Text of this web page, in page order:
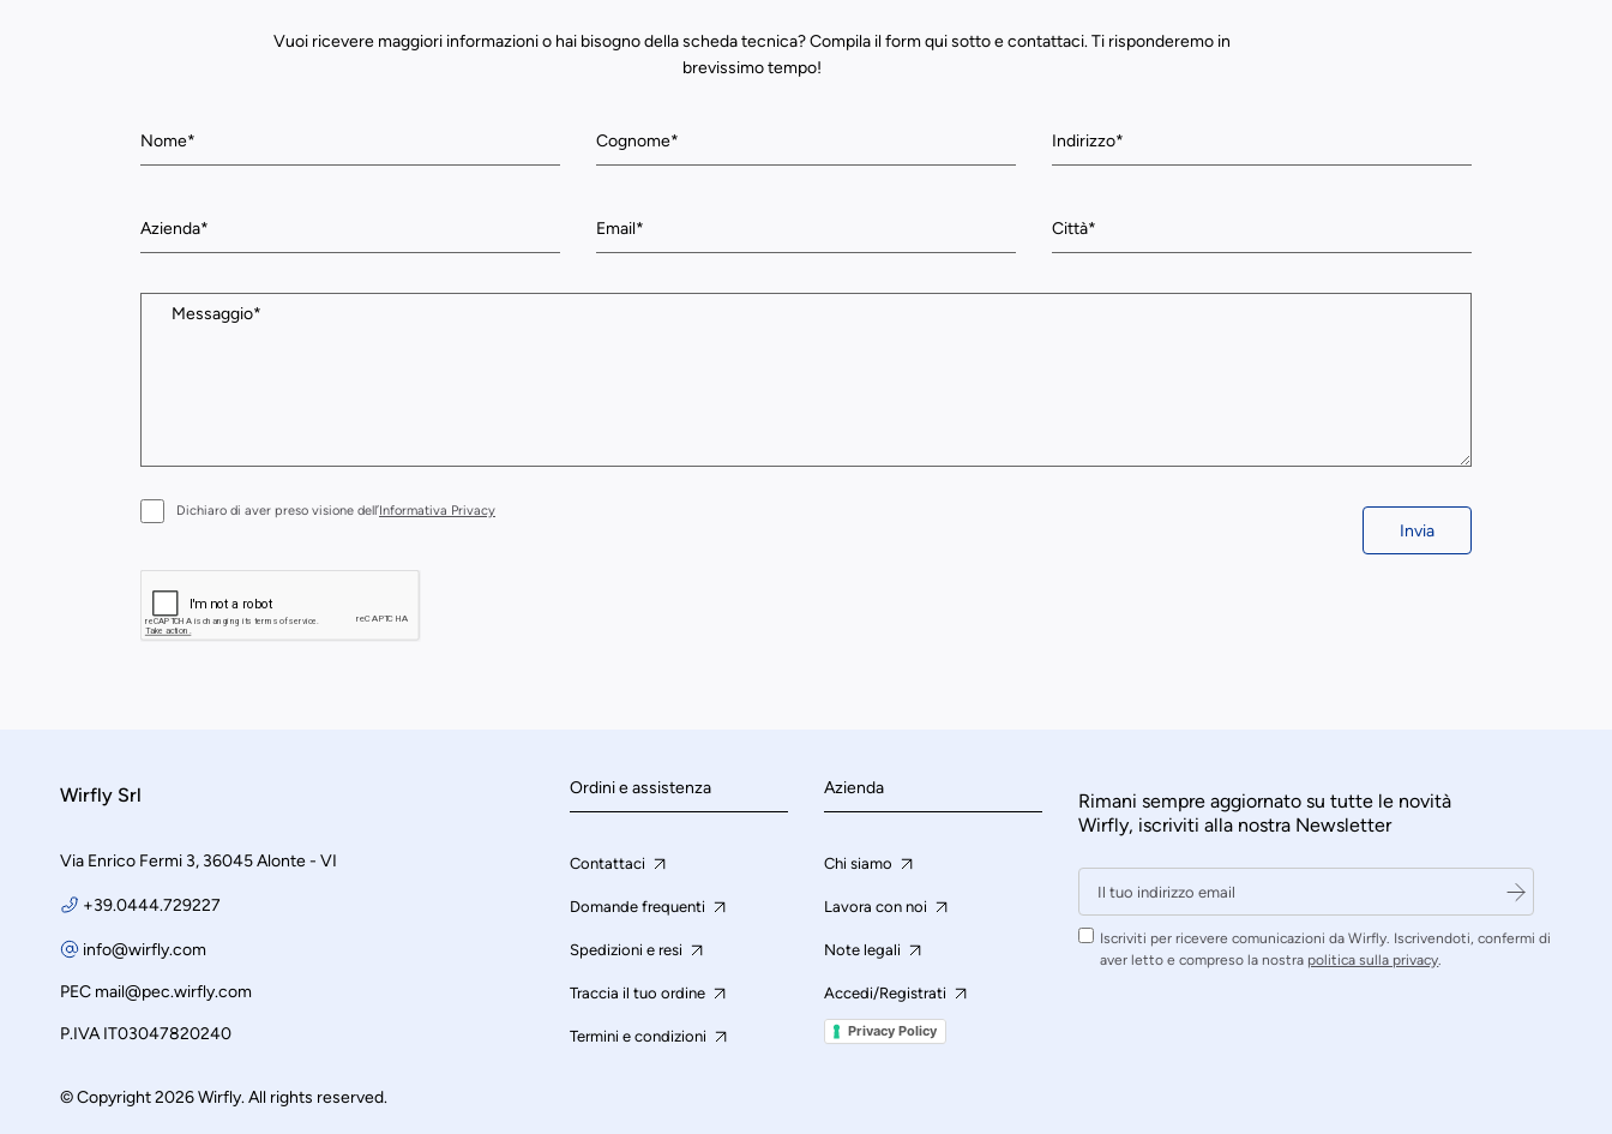
Vuoi ricevere maggiori informazioni o hai bisogno della scheda tecnica? Compila il form qui sotto e contattaci. Ti risponderemo in
brevissimo tempo!
Dichiaro di aver preso visione dell’Informativa Privacy
Invia
Wirfly Srl
Via Enrico Fermi 3, 36045 Alonte - VI
+39.0444.729227
info@wirfly.com
PEC mail@pec.wirfly.com
P.IVA IT03047820240
Ordini e assistenza
Contattaci
Domande frequenti
Spedizioni e resi
Traccia il tuo ordine
Termini e condizioni
Azienda
Chi siamo
Lavora con noi
Note legali
Accedi/Registrati
Privacy Policy
Rimani sempre aggiornato su tutte le novità
Wirfly, iscriviti alla nostra Newsletter
Iscriviti per ricevere comunicazioni da Wirfly. Iscrivendoti, confermi di
aver letto e compreso la nostra politica sulla privacy.
© Copyright 2026 Wirfly. All rights reserved.